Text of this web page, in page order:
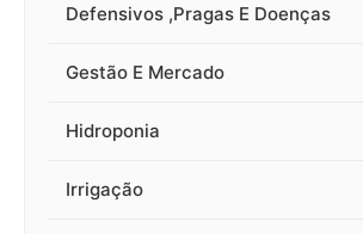
Defensivos ,Pragas E Doenças
Gestão E Mercado
Hidroponia
Irrigação